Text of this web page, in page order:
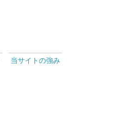
当サイトの強み